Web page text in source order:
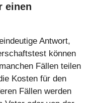
einen
Antwort,
können
Fällen teilen
Kosten für den
Fällen werden